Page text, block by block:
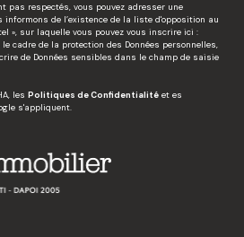
pas respectés, vous pouvez adresser une
informons de l’existence de la liste d'opposition au
», sur laquelle vous pouvez vous inscrire ici :
le cadre de la protection des Données personnelles,
de Données sensibles dans le champ de saisie
les Politiques de Confidentialité et es
s'appliquent.